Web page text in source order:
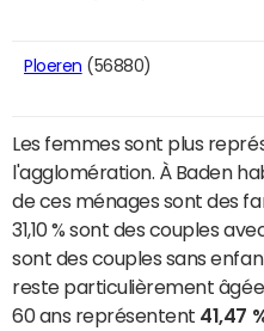
Ploeren (56880)
Les femmes sont plus
l'agglomération. À Baden
de ces ménages sont des
31,10 % sont des couples
sont des couples sans
reste particulièrement
60 ans représentent 41,47